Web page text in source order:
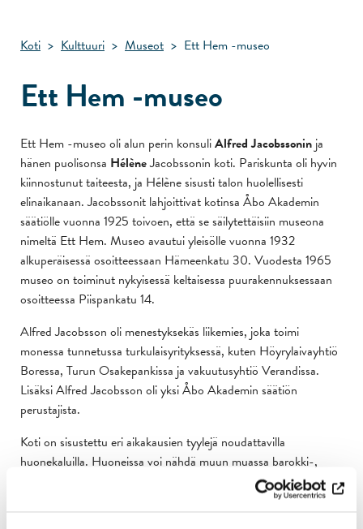
Koti > Kulttuuri > Museot > Ett Hem -museo
Ett Hem -museo
Ett Hem -museo oli alun perin konsuliAlfred Jacobssonin ja
hänen puolisonsa HélèneJacobssonin koti. Pariskunta oli hyvin
kiinnostunut taiteesta, ja Hélène sisusti talon huolellisesti
elinaikanaan. Jacobssonit lahjoittivat kotinsa Åbo Akademin
säätiölle vuonna 1925 toivoen, että se säilytettäisiin museona
nimeltä Ett Hem. Museo avautui yleisölle vuonna 1932
alkuperäisessä osoitteessaan Hämeenkatu 30. Vuodesta 1965
museo on toiminut nykyisessä keltaisessa puurakennuksessaan
osoitteessa Piispankatu 14.
Alfred Jacobsson oli menestyksekäs liikemies, joka toimi
monessa tunnetussa turkulaisyrityksessä, kuten Höyrylaivayhtiö
Boressa, Turun Osakepankissa ja vakuutusyhtiö Verandissa.
Lisäksi Alfred Jacobsson oli yksi Åbo Akademin säätiön
perustajista.
Koti on sisustettu eri aikakausien tyylejä noudattavilla
huonekaluilla. Huoneissa voi nähdä muun muassa barokki-,
kustavilais-, biedermeier- ja jugendtyylejä. Museon
taidekokoelmaan kuuluu öljymaalauksia, grafiikkaa, akvarelleja,